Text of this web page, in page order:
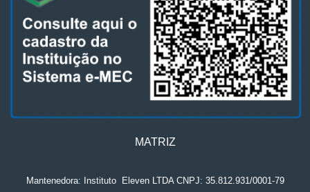
MATRIZ
Mantenedora: Instituto. Eleven LTDA CNPJ: 35.812.931/0001-79